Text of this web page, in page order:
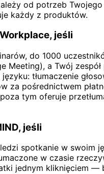
od potrzeb
każdy z produktów.
jeśli
do 1000
Meeting), a Twój zespół
tłumaczenie
za pośrednictwem
tym oferuje
jeśli
spotkanie w swoim
w czasie
jednym kliknięciem —